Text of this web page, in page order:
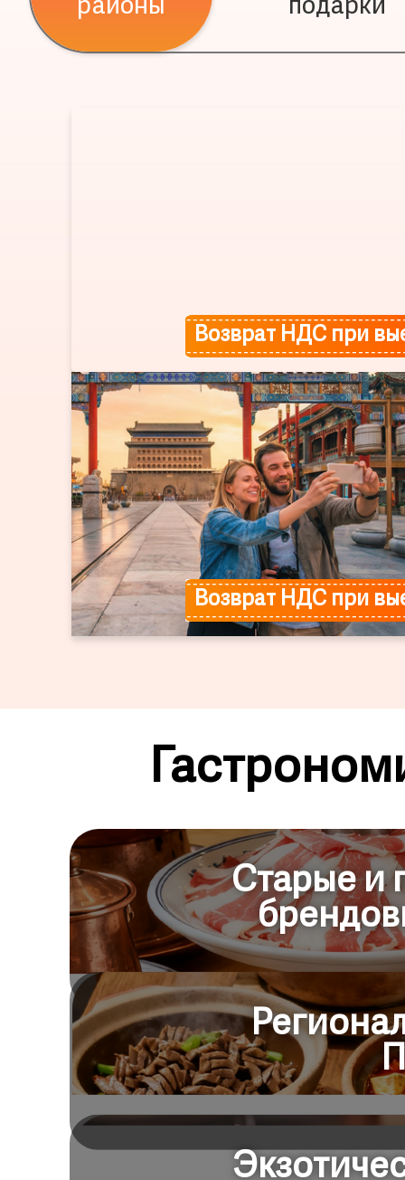
районы подарки
Возврат НДС при
Возврат НДС при
Старые и